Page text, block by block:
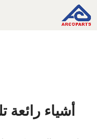
أشياء رائعة